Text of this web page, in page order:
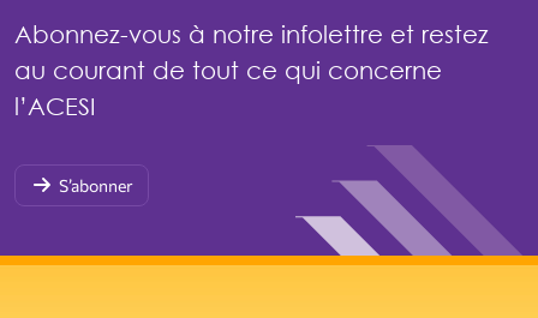
Abonnez-vous à notre infolettre et restez
au courant de tout ce qui concerne
l’ACESI
S’abonner